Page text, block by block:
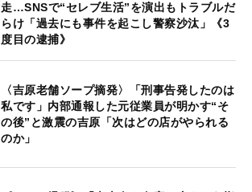
走…SNSで“セレブ生活”を演出もトラブルだ
らけ「過去にも事件を起こし警察沙汰」《3
度目の逮捕》
〈吉原老舗ソープ摘発〉「刑事告発したのは
私です」内部通報した元従業員が明かす“そ
の後”と激震の吉原「次はどの店がやられる
のか」